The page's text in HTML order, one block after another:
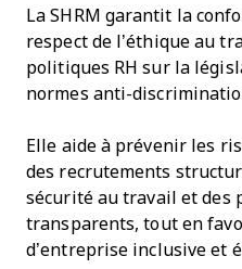
La SHRM garantit la
respect de l’éthique au
politiques RH sur la
normes anti-
Elle aide à prévenir les
des recrutements
sécurité au travail et des
transparents, tout en
d’entreprise inclusive et